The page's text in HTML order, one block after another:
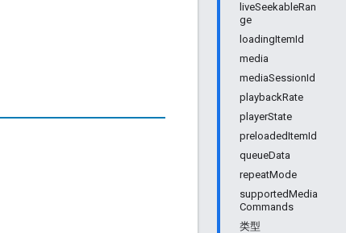
liveSeekableRan
ge
loadingItemId
media
mediaSessionId
playbackRate
playerState
preloadedItemId
queueData
repeatMode
supportedMedia
Commands
类型